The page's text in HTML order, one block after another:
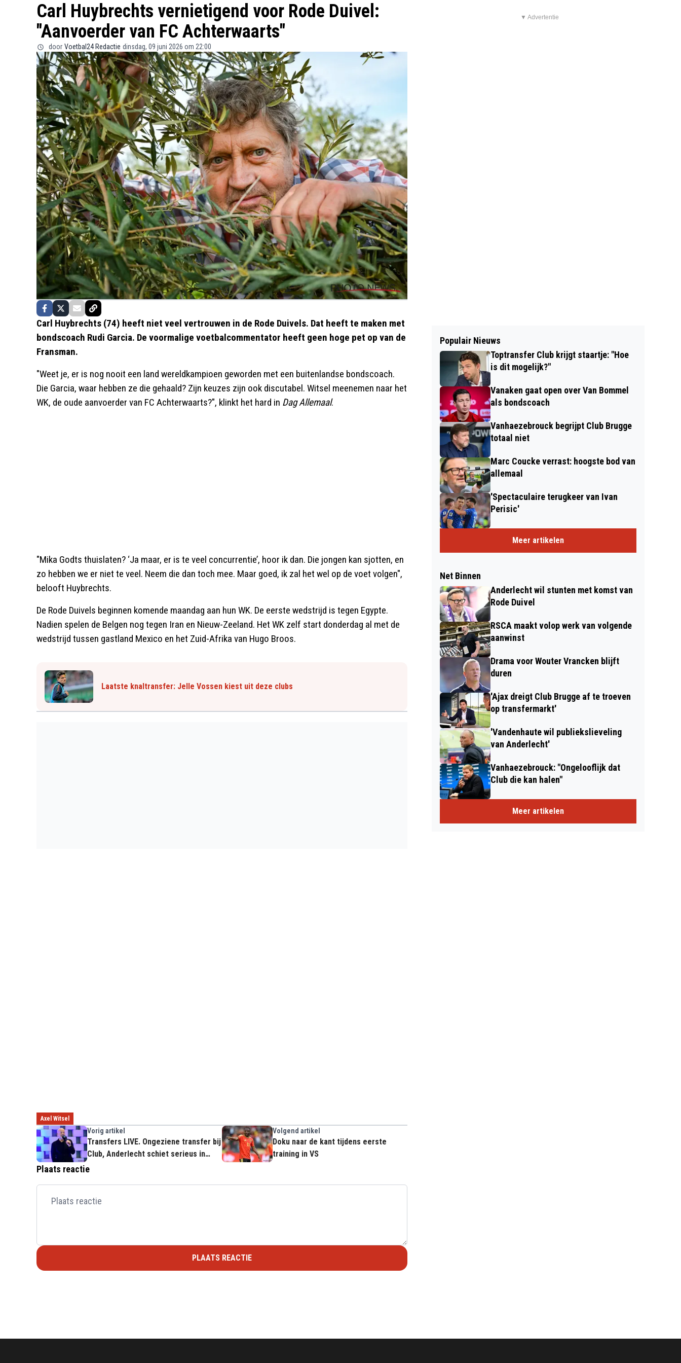
Carl Huybrechts vernietigend voor Rode Duivel:
"Aanvoerder van FC Achterwaarts"
door Voetbal24 Redactie dinsdag, 09 juni 2026 om 22:00
Carl Huybrechts (74) heeft niet veel vertrouwen in de Rode Duivels. Dat heeft te maken met
bondscoach Rudi Garcia. De voormalige voetbalcommentator heeft geen hoge pet op van de
Fransman.
"Weet je, er is nog nooit een land wereldkampioen geworden met een buitenlandse bondscoach.
Die Garcia, waar hebben ze die gehaald? Zijn keuzes zijn ook discutabel. Witsel meenemen naar het
WK, de oude aanvoerder van FC Achterwaarts?", klinkt het hard in Dag Allemaal.
"Mika Godts thuislaten? ‘Ja maar, er is te veel concurrentie’, hoor ik dan. Die jongen kan sjotten, en
zo hebben we er niet te veel. Neem die dan toch mee. Maar goed, ik zal het wel op de voet volgen",
belooft Huybrechts.
De Rode Duivels beginnen komende maandag aan hun WK. De eerste wedstrijd is tegen Egypte.
Nadien spelen de Belgen nog tegen Iran en Nieuw-Zeeland. Het WK zelf start donderdag al met de
wedstrijd tussen gastland Mexico en het Zuid-Afrika van Hugo Broos.
Laatste knaltransfer: Jelle Vossen kiest uit deze clubs
Axel Witsel
Vorig artikel
Transfers LIVE. Ongeziene transfer bij
Club, Anderlecht schiet serieus in
actie
Volgend artikel
Doku naar de kant tijdens eerste
training in VS
Plaats reactie
PLAATS REACTIE
▼ Advertentie
Populair Nieuws
Toptransfer Club krijgt staartje: "Hoe
is dit mogelijk?"
Vanaken gaat open over Van Bommel
als bondscoach
Vanhaezebrouck begrijpt Club Brugge
totaal niet
Marc Coucke verrast: hoogste bod van
allemaal
'Spectaculaire terugkeer van Ivan
Perisic'
Meer artikelen
Net Binnen
Anderlecht wil stunten met komst van
Rode Duivel
RSCA maakt volop werk van volgende
aanwinst
Drama voor Wouter Vrancken blijft
duren
'Ajax dreigt Club Brugge af te troeven
op transfermarkt'
'Vandenhaute wil publiekslieveling
van Anderlecht'
Vanhaezebrouck: "Ongelooflijk dat
Club die kan halen"
Meer artikelen